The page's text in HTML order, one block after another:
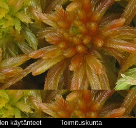
käytänteet
Toimituskunta